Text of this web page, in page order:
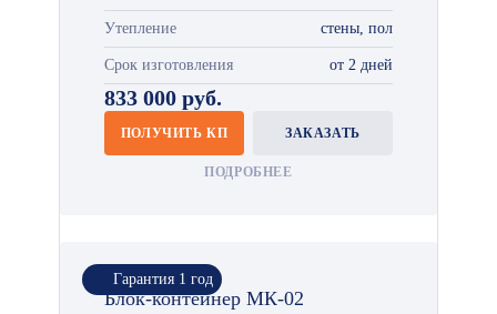
Утепление стены, пол
Срок изготовления от 2 дней
833 000 руб.
ПОЛУЧИТЬ КП ЗАКАЗАТЬ
ПОДРОБНЕЕ
Гарантия 1 год
Блок-контейнер МК-02